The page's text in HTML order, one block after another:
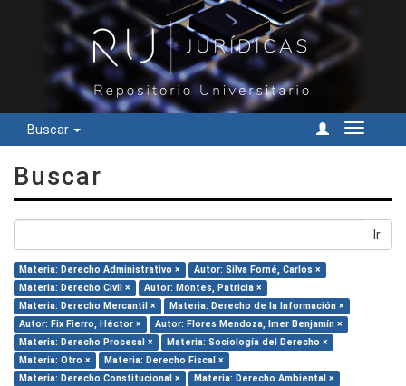
Buscar
Cambiar
Buscar
Ir
Materia: Derecho Administrativo ×
Autor: Silva Forné, Carlos ×
Materia: Derecho Civil ×
Autor: Montes, Patricia ×
Materia: Derecho Mercantil ×
Materia: Derecho de la Información ×
Autor: Fix Fierro, Héctor ×
Autor: Flores Mendoza, Imer Benjamín ×
Materia: Derecho Procesal ×
Materia: Sociología del Derecho ×
Materia: Otro ×
Materia: Derecho Fiscal ×
Materia: Derecho Constitucional ×
Materia: Derecho Ambiental ×